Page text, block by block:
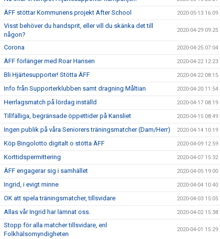
ÄFF stöttar Kommunens projekt After School 2020-05-13 16:09
Visst behöver du handsprit, eller vill du skänka det till
någon?
2020-04-29 09:25
Corona 2020-04-25 07:04
ÄFF förlänger med Roar Hansen 2020-04-22 12:23
Bli Hjärtesupporter! Stötta ÄFF 2020-04-22 08:15
Info från Supporterklubben samt dragning Måltian 2020-04-20 11:54
Herrlagsmatch på lördag inställd 2020-04-17 08:19
Tillfälliga, begränsade öppettider på Kansliet 2020-04-15 08:49
Ingen publik på våra Seniorers träningsmatcher (Dam/Herr) 2020-04-14 10:19
Köp Bingolotto digitalt o stötta ÄFF 2020-04-09 12:59
Korttidspermittering 2020-04-07 15:32
ÄFF engagerar sig i samhället 2020-04-05 19:00
Ingrid, i evigt minne 2020-04-04 10:40
OK att spela träningsmatcher, tillsvidare 2020-04-03 15:05
Allas vår Ingrid har lämnat oss. 2020-04-02 15:38
Stopp för alla matcher tillsvidare, enl
Folkhälsomyndigheten
2020-04-01 15:29